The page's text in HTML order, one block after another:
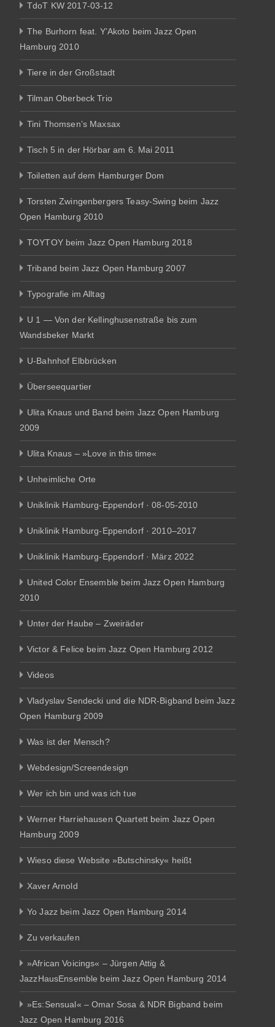
TdoT KW 2017-03-12
The Burhorn feat. Y’Akoto beim Jazz Open
Hamburg 2010
Tiere in der Großstadt
Tilman Oberbeck Trio
Tini Thomsen’s Maxsax
Tisch 5 in der Hörbar am 6. Mai 2011
Toiletten auf dem Hamburger Dom
Torsten Zwingenbergers Teasy-Swing beim Jazz
Open Hamburg 2010
TOYTOY beim Jazz Open Hamburg 2018
Triband beim Jazz Open Hamburg 2007
Typografie im Alltag
U 1 — Von der Kellinghusenstraße bis zum
Wandsbeker Markt
U-Bahnhof Elbbrücken
Überseequartier
Ulita Knaus und Band beim Jazz Open Hamburg
2009
Ulita Knaus – »Love in this time«
Unheimliche Orte
Uniklinik Hamburg-Eppendorf · 08-05-2010
Uniklinik Hamburg-Eppendorf · 2010–2017
Uniklinik Hamburg-Eppendorf · März 2022
United Color Ensemble beim Jazz Open Hamburg
2010
Unter der Haube – Zweiräder
Victor & Felice beim Jazz Open Hamburg 2012
Videos
Vladyslav Sendecki und die NDR-Bigband beim Jazz
Open Hamburg 2009
Was ist der Mensch?
Webdesign/Screendesign
Wer ich bin und was ich tue
Werner Harriehausen Quartett beim Jazz Open
Hamburg 2009
Wieso diese Website »Butschinsky« heißt
Xaver Arnold
Yo Jazz beim Jazz Open Hamburg 2014
Zu verkaufen
»African Voicings« – Jürgen Attig &
JazzHausEnsemble beim Jazz Open Hamburg 2014
»Es:Sensual« – Omar Sosa & NDR Bigband beim
Jazz Open Hamburg 2016